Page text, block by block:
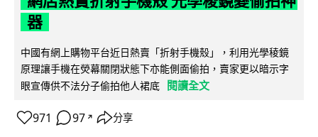
器
中國有網上購物平台近日熱賣「折射手機殼」，利用光學稜鏡
原理讓手機在熒幕關閉狀態下亦能側面偷拍，賣家更以暗示字
眼宣傳供不法分子偷拍他人裙底
閱讀全文
971 97 ↗ 分享